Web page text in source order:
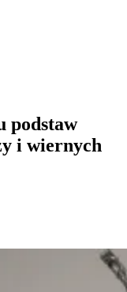
podstaw
i wiernych